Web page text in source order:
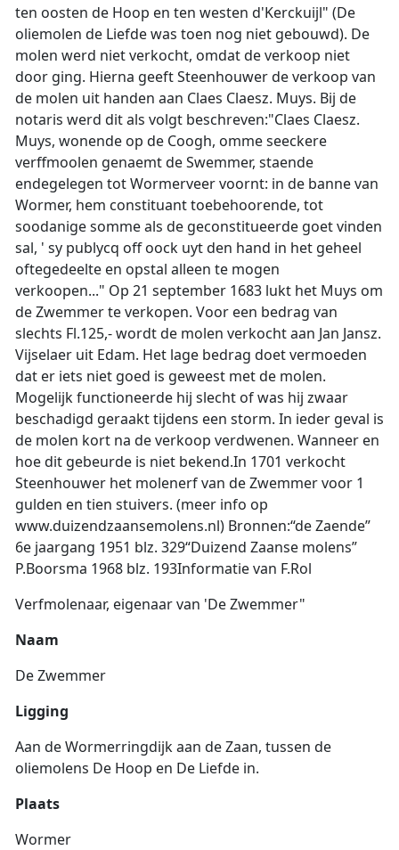
ten oosten de Hoop en ten westen d'Kerckuijl" (De
oliemolen de Liefde was toen nog niet gebouwd). De
molen werd niet verkocht, omdat de verkoop niet
door ging. Hierna geeft Steenhouwer de verkoop van
de molen uit handen aan Claes Claesz. Muys. Bij de
notaris werd dit als volgt beschreven:"Claes Claesz.
Muys, wonende op de Coogh, omme seeckere
verffmoolen genaemt de Swemmer, staende
endegelegen tot Wormerveer voornt: in de banne van
Wormer, hem constituant toebehoorende, tot
soodanige somme als de geconstitueerde goet vinden
sal, ' sy publycq off oock uyt den hand in het geheel
oftegedeelte en opstal alleen te mogen
verkoopen..." Op 21 september 1683 lukt het Muys om
de Zwemmer te verkopen. Voor een bedrag van
slechts Fl.125,- wordt de molen verkocht aan Jan Jansz.
Vijselaer uit Edam. Het lage bedrag doet vermoeden
dat er iets niet goed is geweest met de molen.
Mogelijk functioneerde hij slecht of was hij zwaar
beschadigd geraakt tijdens een storm. In ieder geval is
de molen kort na de verkoop verdwenen. Wanneer en
hoe dit gebeurde is niet bekend.In 1701 verkocht
Steenhouwer het molenerf van de Zwemmer voor 1
gulden en tien stuivers. (meer info op
www.duizendzaansemolens.nl) Bronnen:“de Zaende”
6e jaargang 1951 blz. 329“Duizend Zaanse molens”
P.Boorsma 1968 blz. 193Informatie van F.Rol
Verfmolenaar, eigenaar van 'De Zwemmer"
Naam
De Zwemmer
Ligging
Aan de Wormerringdijk aan de Zaan, tussen de
oliemolens De Hoop en De Liefde in.
Plaats
Wormer